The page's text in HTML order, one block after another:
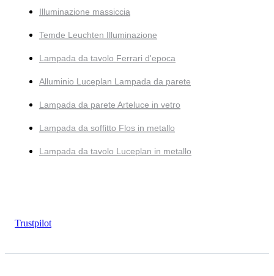
Illuminazione massiccia
Temde Leuchten Illuminazione
Lampada da tavolo Ferrari d'epoca
Alluminio Luceplan Lampada da parete
Lampada da parete Arteluce in vetro
Lampada da soffitto Flos in metallo
Lampada da tavolo Luceplan in metallo
Trustpilot